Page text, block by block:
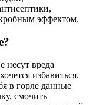
эффектом.
несут вреда
избавиться.
в горле данные
смочить